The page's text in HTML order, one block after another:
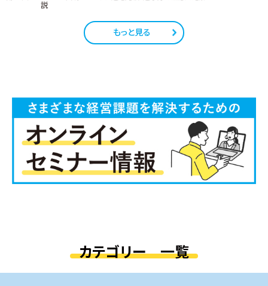
説
もっと見る
カテゴリー 一覧